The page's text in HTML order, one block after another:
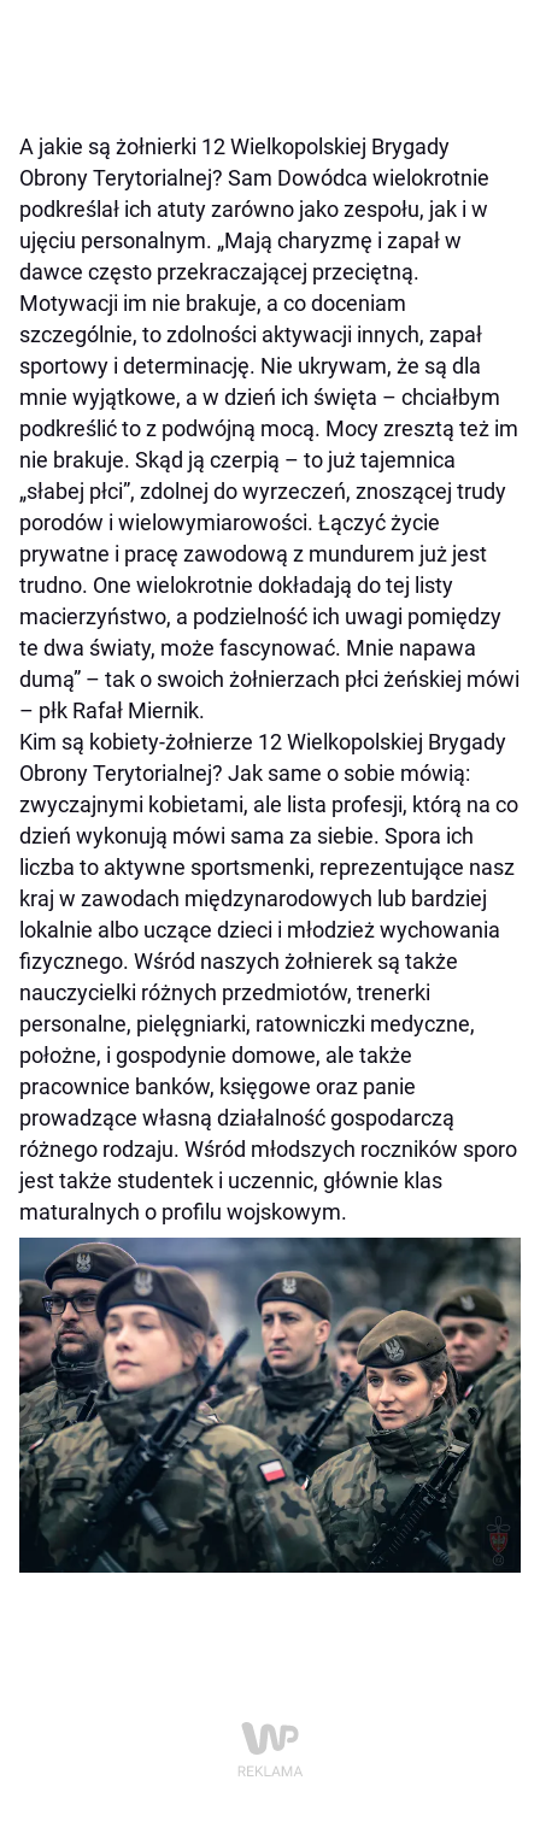
A jakie są żołnierki 12 Wielkopolskiej Brygady
Obrony Terytorialnej? Sam Dowódca wielokrotnie
podkreślał ich atuty zarówno jako zespołu, jak i w
ujęciu personalnym. „Mają charyzmę i zapał w
dawce często przekraczającej przeciętną.
Motywacji im nie brakuje, a co doceniam
szczególnie, to zdolności aktywacji innych, zapał
sportowy i determinację. Nie ukrywam, że są dla
mnie wyjątkowe, a w dzień ich święta – chciałbym
podkreślić to z podwójną mocą. Mocy zresztą też im
nie brakuje. Skąd ją czerpią – to już tajemnica
„słabej płci”, zdolnej do wyrzeczeń, znoszącej trudy
porodów i wielowymiarowości. Łączyć życie
prywatne i pracę zawodową z mundurem już jest
trudno. One wielokrotnie dokładają do tej listy
macierzyństwo, a podzielność ich uwagi pomiędzy
te dwa światy, może fascynować. Mnie napawa
dumą” – tak o swoich żołnierzach płci żeńskiej mówi
– płk Rafał Miernik.
Kim są kobiety-żołnierze 12 Wielkopolskiej Brygady
Obrony Terytorialnej? Jak same o sobie mówią:
zwyczajnymi kobietami, ale lista profesji, którą na co
dzień wykonują mówi sama za siebie. Spora ich
liczba to aktywne sportsmenki, reprezentujące nasz
kraj w zawodach międzynarodowych lub bardziej
lokalnie albo uczące dzieci i młodzież wychowania
fizycznego. Wśród naszych żołnierek są także
nauczycielki różnych przedmiotów, trenerki
personalne, pielęgniarki, ratowniczki medyczne,
położne, i gospodynie domowe, ale także
pracownice banków, księgowe oraz panie
prowadzące własną działalność gospodarczą
różnego rodzaju. Wśród młodszych roczników sporo
jest także studentek i uczennic, głównie klas
maturalnych o profilu wojskowym.